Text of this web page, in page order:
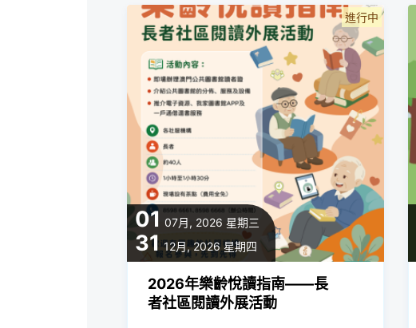
01 07月, 2026 星期三
31 12月, 2026 星期四
進行中
2026年樂齡悅讀指南——長
者社區閱讀外展活動